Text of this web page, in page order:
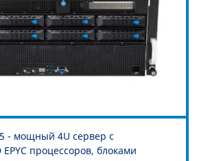
- мощный 4U сервер с
процессоров, блоками